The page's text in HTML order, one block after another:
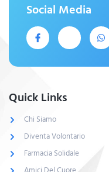
Social Media
Quick Links
Chi Siamo
Diventa Volontario
Farmacia Solidale